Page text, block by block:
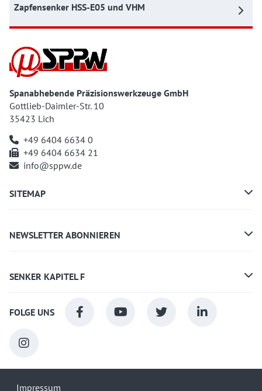
Zapfensenker HSS-E05 und VHM
Spanabhebende Präzisionswerkzeuge GmbH
Gottlieb-Daimler-Str. 10
35423 Lich
+49 6404 6634 0
+49 6404 6634 21
info@sppw.de
SITEMAP
NEWSLETTER ABONNIEREN
SENKER KAPITEL F
FOLGE UNS
Impressum